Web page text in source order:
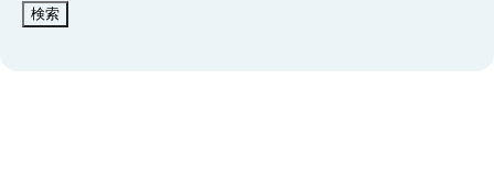
検索